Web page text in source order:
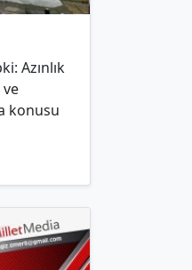
Azınlık
ve
konusu